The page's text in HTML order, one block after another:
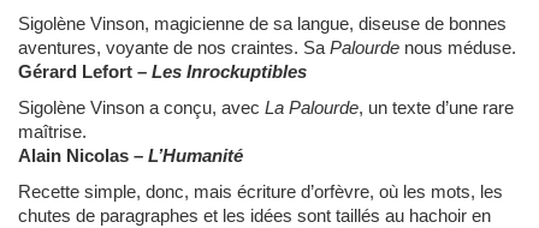
Sigolène Vinson, magicienne de sa langue, diseuse de bonnes
aventures, voyante de nos craintes. Sa Palourde nous méduse.
Gérard Lefort – Les Inrockuptibles
Sigolène Vinson a conçu, avec La Palourde, un texte d’une rare
maîtrise.
Alain Nicolas – L’Humanité
Recette simple, donc, mais écriture d’orfèvre, où les mots, les
chutes de paragraphes et les idées sont taillés au hachoir en